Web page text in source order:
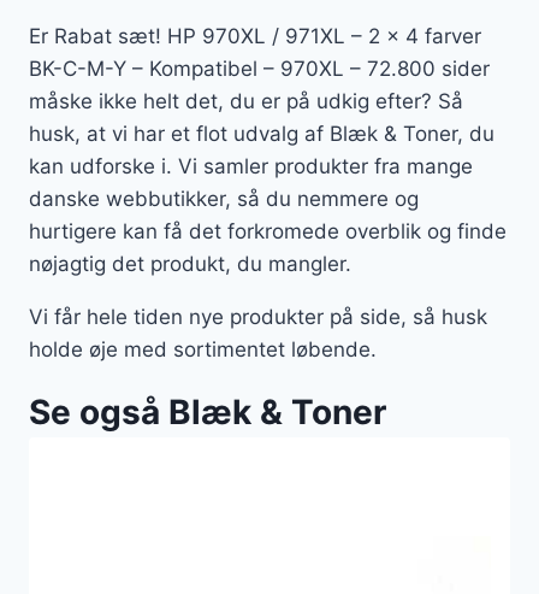
Er Rabat sæt! HP 970XL / 971XL – 2 x 4 farver
BK-C-M-Y – Kompatibel – 970XL – 72.800 sider
måske ikke helt det, du er på udkig efter? Så
husk, at vi har et flot udvalg af Blæk & Toner, du
kan udforske i. Vi samler produkter fra mange
danske webbutikker, så du nemmere og
hurtigere kan få det forkromede overblik og finde
nøjagtig det produkt, du mangler.
Vi får hele tiden nye produkter på side, så husk
holde øje med sortimentet løbende.
Se også Blæk & Toner